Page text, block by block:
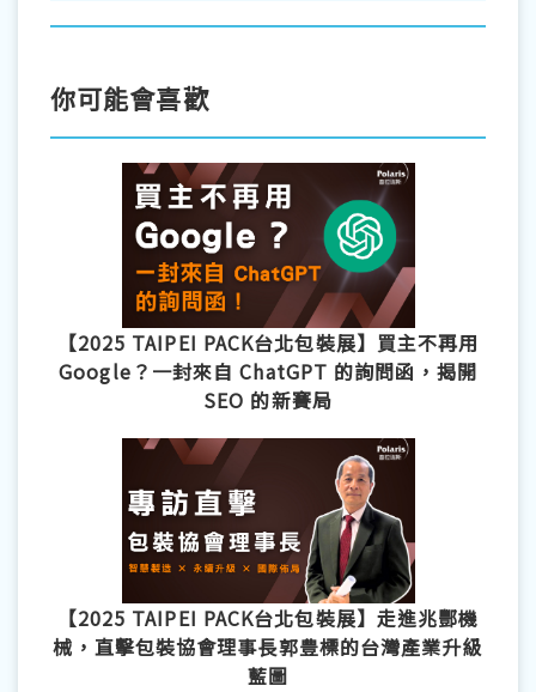
你可能會喜歡
【2025 TAIPEI PACK台北包裝展】買主不再用
Google？一封來自 ChatGPT 的詢問函，揭開
SEO 的新賽局
【2025 TAIPEI PACK台北包裝展】走進兆酆機
械，直擊包裝協會理事長郭豊標的台灣產業升級
藍圖